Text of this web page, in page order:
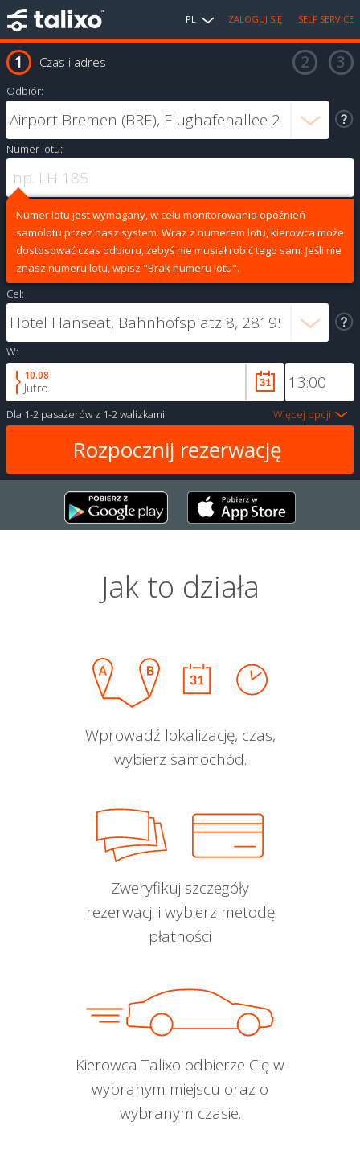
PL ZALOGUJ SIĘ SELF SERVICE
Czas i adres
Odbiór:
Numer lotu:
Numer lotu jest wymagany, w celu monitorowania opóźnień
samolotu przez nasz system. Wraz z numerem lotu, kierowca może
dostosować czas odbioru, żebyś nie musiał robić tego sam. Jeśli nie
znasz numeru lotu, wpisz "Brak numeru lotu".
Cel:
W:
10.08
Jutro
Dla 1-2 pasażerów z 1-2 walizkami Więcej opcji
Jak to działa
Wprowadź lokalizację, czas,
wybierz samochód.
Zweryfikuj szczegóły
rezerwacji i wybierz metodę
płatności
Kierowca Talixo odbierze Cię w
wybranym miejscu oraz o
wybranym czasie.